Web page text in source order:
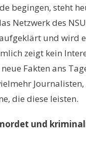
begingen, steht
Netzwerk des
und wird
zeigt kein
Fakten ans
die diese leisten.
und